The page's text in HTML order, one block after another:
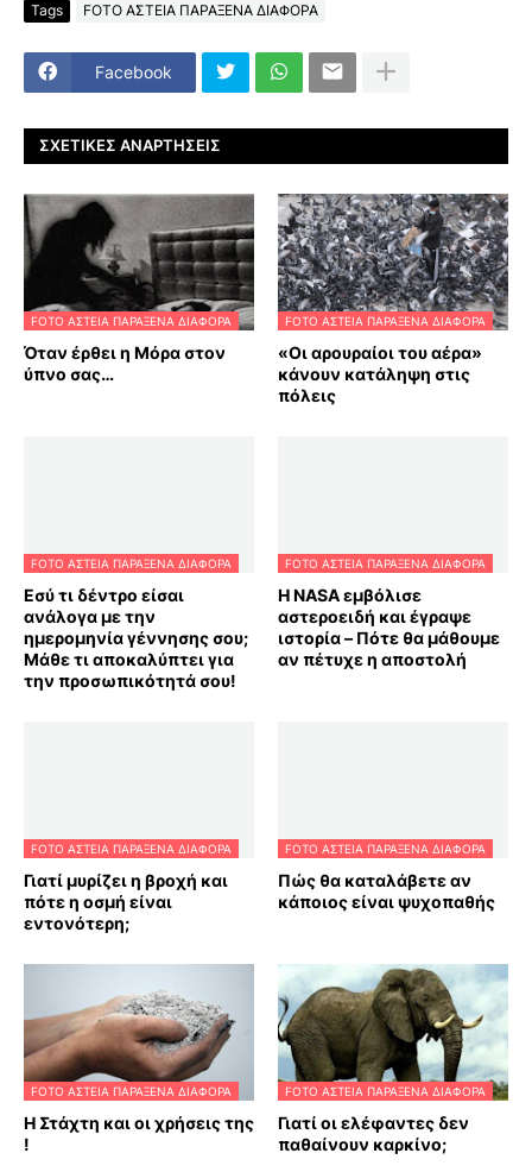
Tags FOTO ΑΣΤΕΙΑ ΠΑΡΑΞΕΝΑ ΔΙΑΦΟΡΑ
Facebook
ΣΧΕΤΙΚΈΣ ΑΝΑΡΤΉΣΕΙΣ
FOTO ΑΣΤΕΙΑ ΠΑΡΑΞΕΝΑ ΔΙΑΦΟΡΑ
Όταν έρθει η Μόρα στον
ύπνο σας…
FOTO ΑΣΤΕΙΑ ΠΑΡΑΞΕΝΑ ΔΙΑΦΟΡΑ
«Οι αρουραίοι του αέρα»
κάνουν κατάληψη στις
πόλεις
FOTO ΑΣΤΕΙΑ ΠΑΡΑΞΕΝΑ ΔΙΑΦΟΡΑ
Εσύ τι δέντρο είσαι
ανάλογα με την
ημερομηνία γέννησης σου;
Μάθε τι αποκαλύπτει για
την προσωπικότητά σου!
FOTO ΑΣΤΕΙΑ ΠΑΡΑΞΕΝΑ ΔΙΑΦΟΡΑ
Η NASA εμβόλισε
αστεροειδή και έγραψε
ιστορία – Πότε θα μάθουμε
αν πέτυχε η αποστολή
FOTO ΑΣΤΕΙΑ ΠΑΡΑΞΕΝΑ ΔΙΑΦΟΡΑ
Γιατί μυρίζει η βροχή και
πότε η οσμή είναι
εντονότερη;
FOTO ΑΣΤΕΙΑ ΠΑΡΑΞΕΝΑ ΔΙΑΦΟΡΑ
Πώς θα καταλάβετε αν
κάποιος είναι ψυχοπαθής
FOTO ΑΣΤΕΙΑ ΠΑΡΑΞΕΝΑ ΔΙΑΦΟΡΑ
Η Στάχτη και οι χρήσεις της
!
FOTO ΑΣΤΕΙΑ ΠΑΡΑΞΕΝΑ ΔΙΑΦΟΡΑ
Γιατί οι ελέφαντες δεν
παθαίνουν καρκίνο;